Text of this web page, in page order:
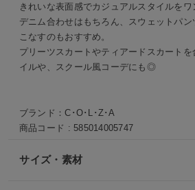
きれいな表面感でカジュアルスタイルをワ
デニム合わせはもちろん、スウェットパ
こなすのもおすすめ。
プリーツスカートやティアードスカートを
イルや、スクール風コーデにも◎
ブランド：C･O･L･Z･A
商品コード : 585014005747
サイズ・素材